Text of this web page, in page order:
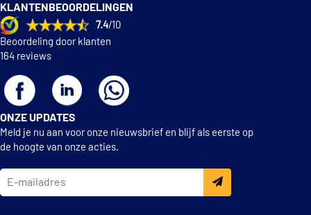
KLANTENBEOORDELINGEN
7.4/10
Beoordeling door klanten
164 reviews
ONZE UPDATES
Meld je nu aan voor onze nieuwsbrief en blijf als eerste op
de hoogte van onze acties.